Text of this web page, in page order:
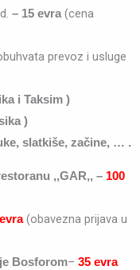
– 15 evra(cena
prevoz i usluge
i Taksim )
)
slatkiše, začine, … .
,,GAR,, – 100
(obavezna prijava u
Bosforom– 35 evra